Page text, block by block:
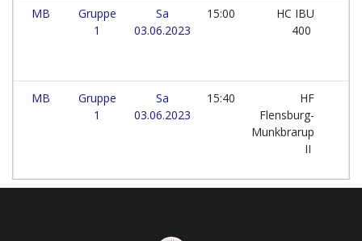
MB
Gruppe
1
Sa
03.06.2023
15:00
HC IBU
400
MB
Gruppe
1
Sa
03.06.2023
15:40
HF
Flensburg-
Munkbrarup
II